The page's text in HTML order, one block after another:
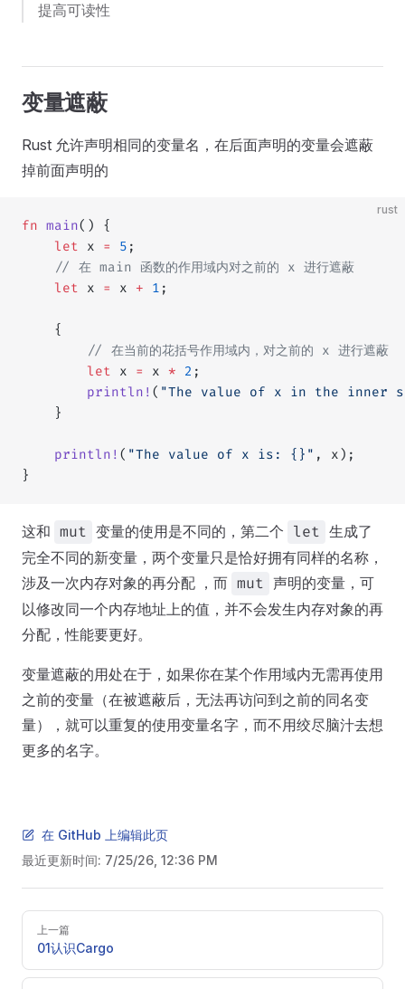
提高可读性
变量遮蔽
Rust 允许声明相同的变量名，在后面声明的变量会遮蔽
掉前面声明的
rust
fn main() {
    let
x = 5 ;
    // 在 main 函数的作用域内对之前的 x 进行遮蔽
    let
x = x + 1 ;
    {
        // 在当前的花括号作用域内，对之前的 x 进行遮蔽
        let
x = x * 2 ;
        println!
( "The value of x in the inner
    }
    println!
( "The value of x is: {}" , x);
}
这和 mut 变量的使用是不同的，第二个 let 生成了
完全不同的新变量，两个变量只是恰好拥有同样的名称，
涉及一次内存对象的再分配 ，而 mut 声明的变量，可
以修改同一个内存地址上的值，并不会发生内存对象的再
分配，性能要更好。
变量遮蔽的用处在于，如果你在某个作用域内无需再使用
之前的变量（在被遮蔽后，无法再访问到之前的同名变
量），就可以重复的使用变量名字，而不用绞尽脑汁去想
更多的名字。
在 GitHub 上编辑此页
最近更新时间: 7/25/26, 12:36 PM
Pager
上一篇
01认识Cargo